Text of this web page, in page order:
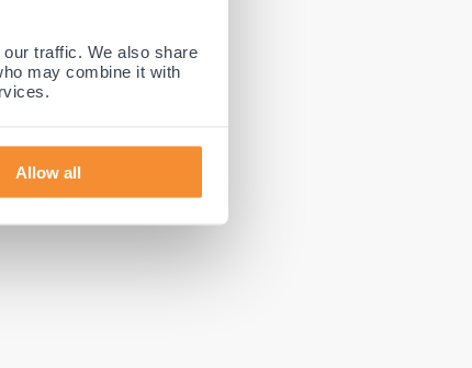
traffic. We also share
may combine it with
Allow all
van